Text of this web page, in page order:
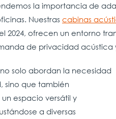
la importancia de
Nuestras cabinas
2024, ofrecen un entorno
de privacidad acústica
no solo abordan la necesidad
sino que también
espacio versátil y
a diversas